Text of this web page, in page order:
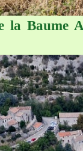
la Baume